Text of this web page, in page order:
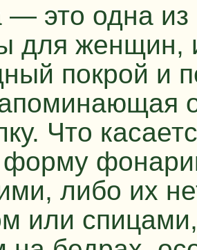
— это одна из
для женщин,
покрой и
Что
либо их
или